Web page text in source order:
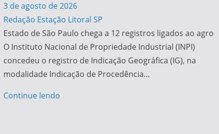
3 de agosto de 2026
Redação Estação Litoral SP
Estado de São Paulo chega a 12 registros ligados ao agro
O Instituto Nacional de Propriedade Industrial (INPI)
concedeu o registro de Indicação Geográfica (IG), na
modalidade Indicação de Procedência…
Continue lendo